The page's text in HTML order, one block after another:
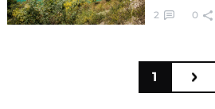
2 0
1